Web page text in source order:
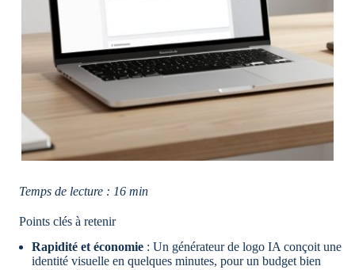
Temps de lecture : 16 min
Points clés à retenir
Rapidité et économie : Un générateur de logo IA conçoit une
identité visuelle en quelques minutes, pour un budget bien